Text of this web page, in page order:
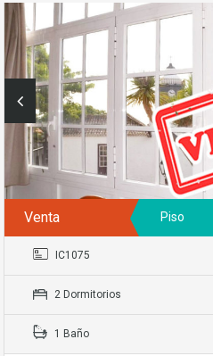
Venta Piso
IC1075
2 Dormitorios
1 Baño